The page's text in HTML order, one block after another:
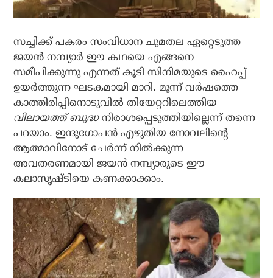
സച്ചിക്ക് പകരം സംവിധാന ചുമതല ഏറ്റെടുത്ത
ജയന്‍ നമ്പ്യാര്‍ ഈ കഥയെ എങ്ങനെ
സമീപിക്കുന്നു എന്നത് കൂടി സിനിമയുടെ ഹൈപ്പ്
ഉയര്‍ത്തുന്ന ഘടകമായി മാറി. മൂന്ന് വര്‍ഷത്തെ
കാത്തിരിപ്പിനൊടുവില്‍ തിയേറ്ററിലെത്തിയ
വിലായത്ത് ബുദ്ധനിരാശപ്പെടുത്തിയില്ലെന്ന് തന്നെ
പറയാം. ഇന്ദുഗോപന്‍ എഴുതിയ നോവലിന്റെ
ആത്മാവിനോട് ചേര്‍ന്ന് നില്‍ക്കുന്ന
അവതരണമായി ജയന്‍ നമ്പ്യാരുടെ ഈ
കലാസൃഷ്ടിയെ കണക്കാക്കാം.